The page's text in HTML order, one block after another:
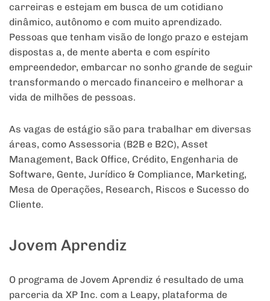
carreiras e estejam em busca de um cotidiano
dinâmico, autônomo e com muito aprendizado.
Pessoas que tenham visão de longo prazo e estejam
dispostas a, de mente aberta e com espírito
empreendedor, embarcar no sonho grande de seguir
transformando o mercado financeiro e melhorar a
vida de milhões de pessoas.
As vagas de estágio são para trabalhar em diversas
áreas, como Assessoria (B2B e B2C), Asset
Management, Back Office, Crédito, Engenharia de
Software, Gente, Jurídico & Compliance, Marketing,
Mesa de Operações, Research, Riscos e Sucesso do
Cliente.
Jovem Aprendiz
O programa de Jovem Aprendiz é resultado de uma
parceria da XP Inc. com a Leapy, plataforma de